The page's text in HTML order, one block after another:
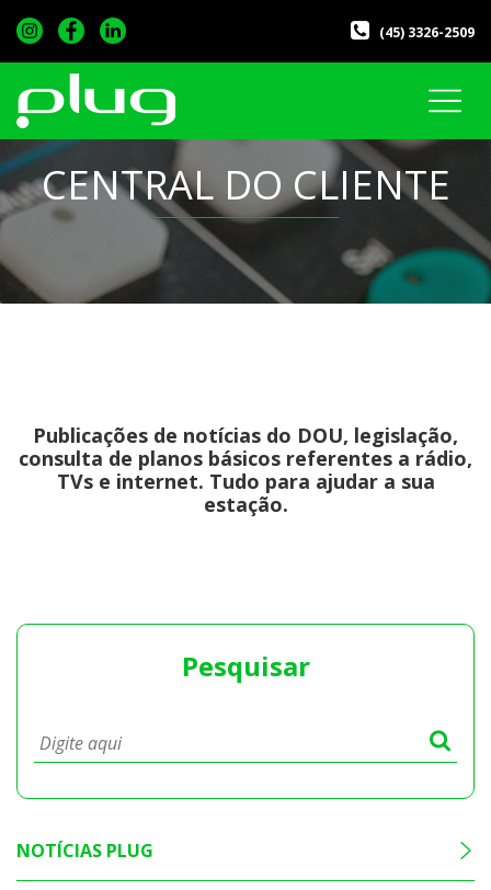
(45) 3326-2509
CENTRAL DO CLIENTE
Publicações de notícias do DOU, legislação,
consulta de planos básicos referentes a rádio,
TVs e internet. Tudo para ajudar a sua
estação.
Pesquisar
NOTÍCIAS PLUG